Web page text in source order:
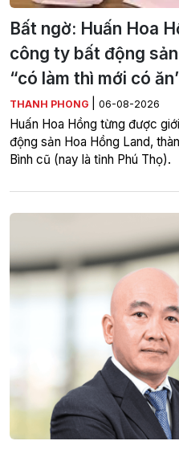
Bất ngờ: Huấn Hoa
công ty bất động
“có làm thì mới có
THANH PHONG 06-08-2026
Huấn Hoa Hồng từng được
động sản Hoa Hồng Land,
Bình cũ (nay là tỉnh Phú Thọ).